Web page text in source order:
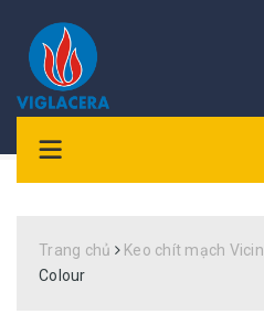
Trang chủ Keo chít mạch Vicin
Colour